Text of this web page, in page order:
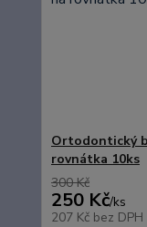
Ortodontický
rovnátka 10ks
300 Kč
250 Kč/ks
207 Kč bez DPH